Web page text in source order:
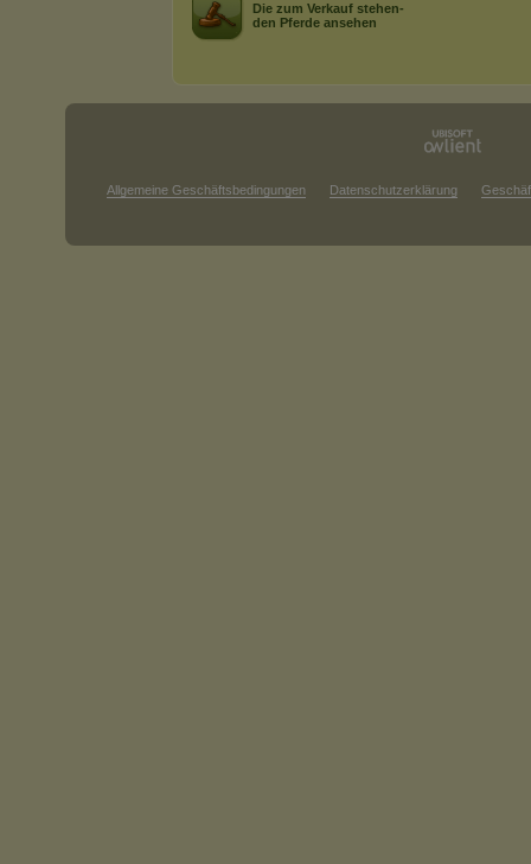
Die zum Verkauf stehen-
den Pferde ansehen
Allgemeine Geschäftsbedingungen Datenschutzerklärung